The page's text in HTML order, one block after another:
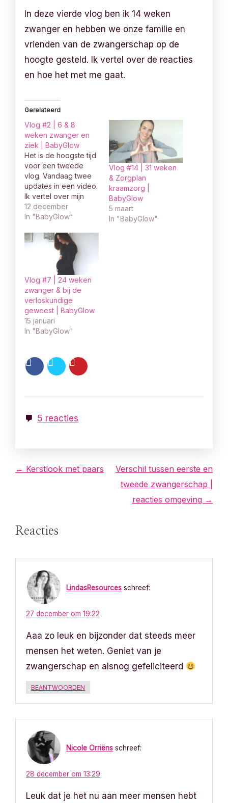
In deze vierde vlog ben ik 14 weken
zwanger en hebben we onze familie en
vrienden van de zwangerschap op de
hoogte gesteld. Ik vertel over de reacties
en hoe het met me gaat.
Gerelateerd
Vlog #2 | 6 & 8
weken zwanger en
ziek | BabyGlow
Het is de hoogste tijd
voor een tweede
vlog. Vandaag twee
updates in een video.
Ik vertel over mijn
zwangerschap bij 6
weken, bij 8 weken
gezellig mee?
12 december
In "BabyGlow"
Vlog #14 | 31 weken
& Zorgplan
kraamzorg |
BabyGlow
5 maart
In "BabyGlow"
Vlog #7 | 24 weken
zwanger & bij de
verloskundige
geweest | BabyGlow
15 januari
In "BabyGlow"
5 reacties
B
i
c
← Kerstlook met paars
Verschil tussen eerste en
tweede zwangerschap |
reacties omgeving →
Reacties
LindasResources schreef:
27 december om 19:22
Aaa zo leuk en bijzonder dat steeds meer
mensen het weten. Geniet van je
zwangerschap en alsnog gefeliciteerd
BEANTWOORDEN
Nicole Orriëns schreef:
28 december om 13:29
Leuk dat je het nu aan meer mensen hebt